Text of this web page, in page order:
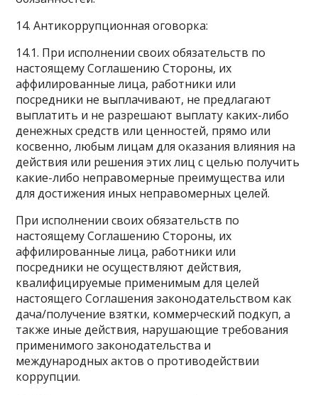
14. Антикоррупционная оговорка:
14.1. При исполнении своих обязательств по
настоящему Соглашению Стороны, их
аффилированные лица, работники или
посредники не выплачивают, не предлагают
выплатить и не разрешают выплату каких-либо
денежных средств или ценностей, прямо или
косвенно, любым лицам для оказания влияния на
действия или решения этих лиц с целью получить
какие-либо неправомерные преимущества или
для достижения иных неправомерных целей.
При исполнении своих обязательств по
настоящему Соглашению Стороны, их
аффилированные лица, работники или
посредники не осуществляют действия,
квалифицируемые применимым для целей
настоящего Соглашения законодательством как
дача/получение взятки, коммерческий подкуп, а
также иные действия, нарушающие требования
применимого законодательства и
международных актов о противодействии
коррупции.